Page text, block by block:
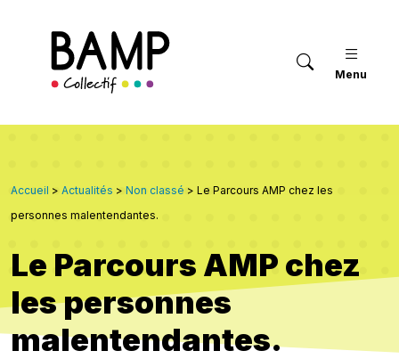
Menu
Accueil > Actualités > Non classé > Le Parcours AMP chez les
personnes malentendantes.
Le Parcours AMP chez
les personnes
malentendantes.